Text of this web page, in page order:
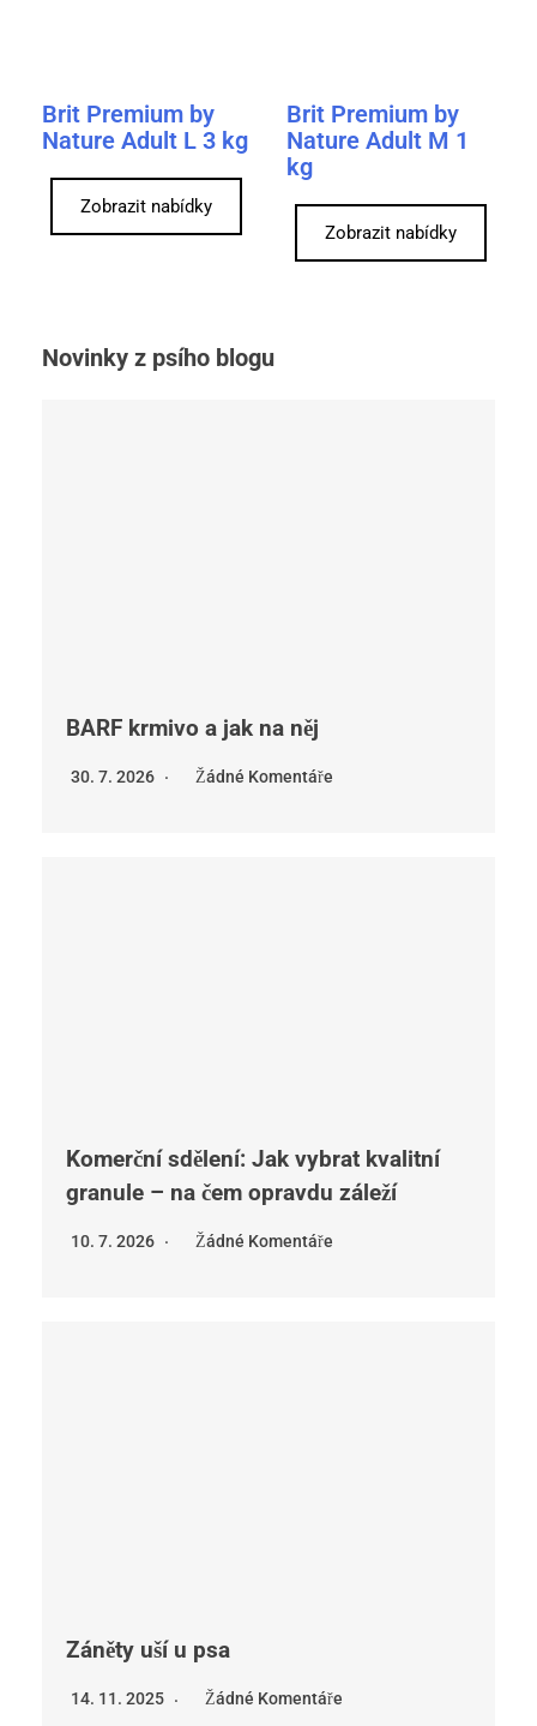
Brit Premium by
Nature Adult L 3 kg
Zobrazit nabídky
Brit Premium by
Nature Adult M 1
kg
Zobrazit nabídky
Novinky z psího blogu
BARF krmivo a jak na něj
30. 7. 2026 Žádné Komentáře
Komerční sdělení: Jak vybrat kvalitní
granule – na čem opravdu záleží
10. 7. 2026 Žádné Komentáře
Záněty uší u psa
14. 11. 2025 Žádné Komentáře